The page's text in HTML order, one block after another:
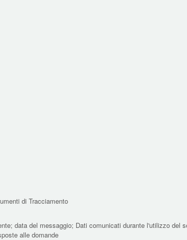
di Tracciamento
data del messaggio; Dati comunicati durante l'utilizzo del
alle domande